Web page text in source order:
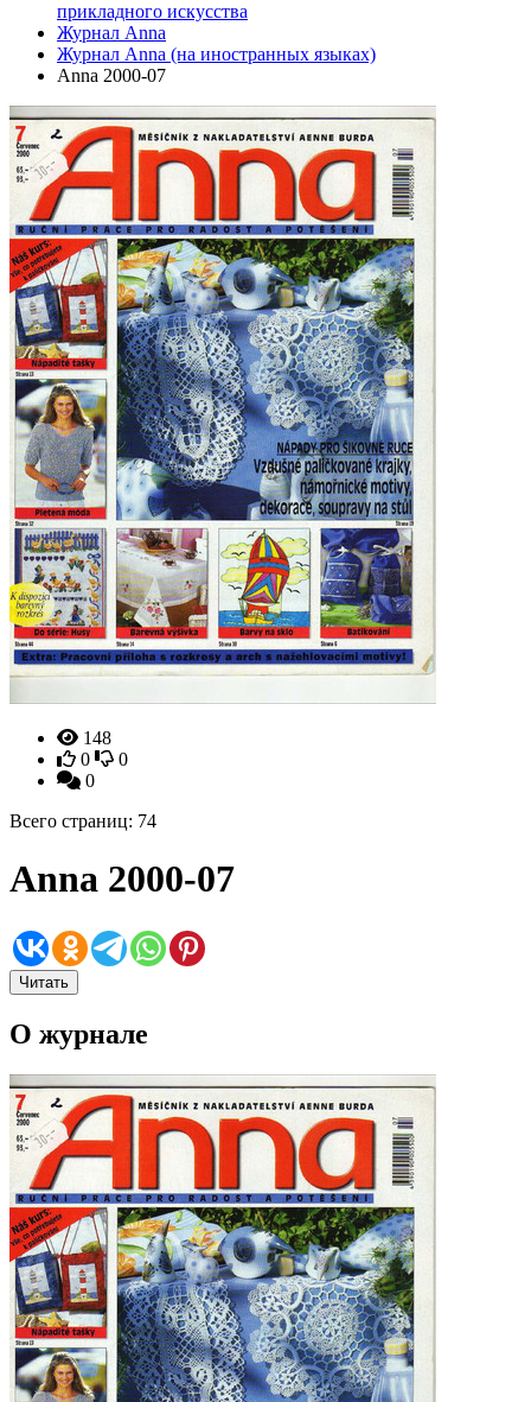
прикладного искусства
Журнал Anna
Журнал Anna (на иностранных языках)
Anna 2000-07
148
0
0
0
Всего страниц: 74
Anna 2000-07
Читать
О журнале